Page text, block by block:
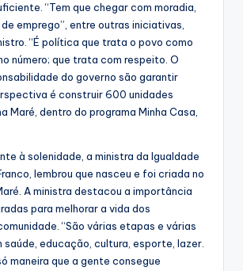
“Tem que chegar com moradia,
emprego”, entre outras iniciativas,
“É política que trata o povo como
número; que trata com respeito. O
do governo são garantir
é construir 600 unidades
Maré, dentro do programa Minha Casa,
à solenidade, a ministra da Igualdade
lembrou que nasceu e foi criada no
A ministra destacou a importância
para melhorar a vida dos
“São várias etapas e várias
saúde, educação, cultura, esporte, lazer.
maneira que a gente consegue